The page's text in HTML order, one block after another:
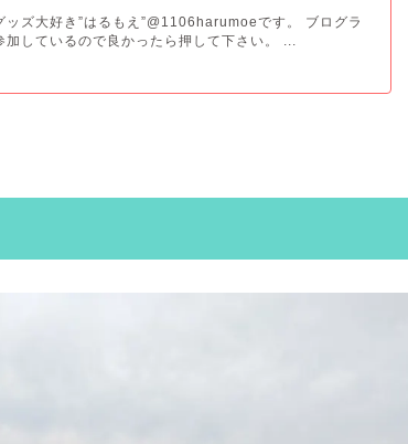
ッズ大好き”はるもえ”@1106harumoeです。 ブログラ
加しているので良かったら押して下さい。 ...